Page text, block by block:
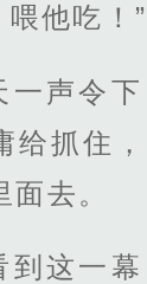
他吃！”
一声令
给抓住
去。
到这一